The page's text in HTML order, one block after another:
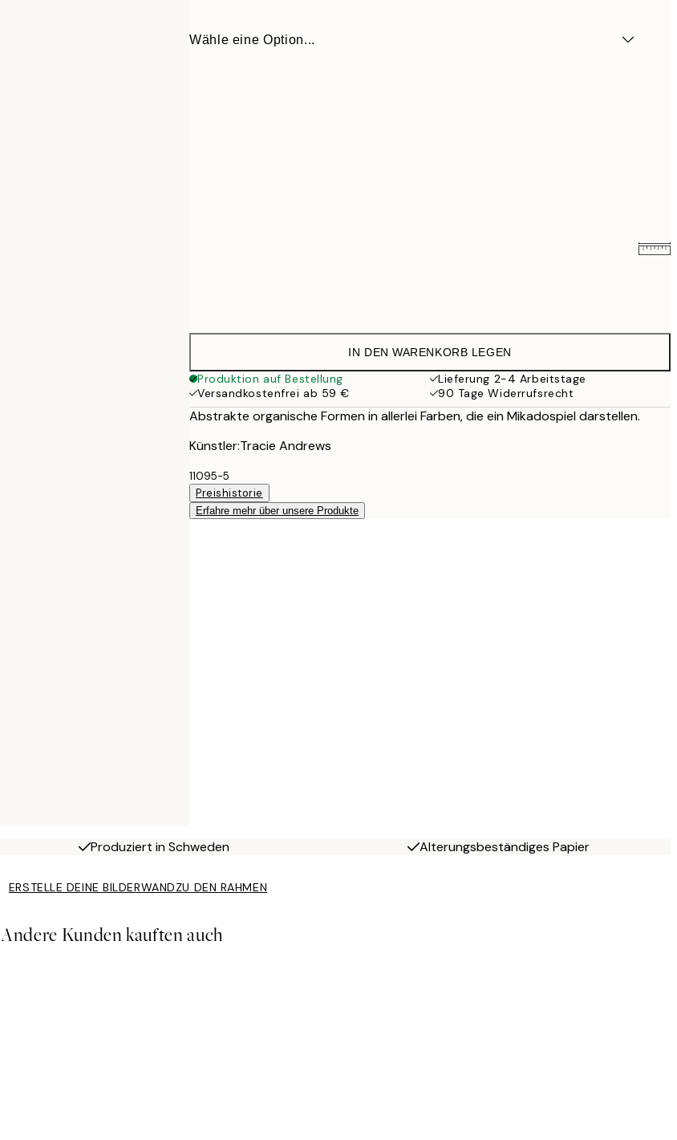
Wähle eine Option...
IN DEN WARENKORB LEGEN
Produktion auf Bestellung
Lieferung 2-4 Arbeitstage
Versandkostenfrei ab 59 €
90 Tage Widerrufsrecht
Abstrakte organische Formen in allerlei Farben, die ein Mikadospiel darstellen.
Künstler:Tracie Andrews
11095-5
Preishistorie
Erfahre mehr über unsere Produkte
Produziert in Schweden Alterungsbeständiges Papier
ERSTELLE DEINE BILDERWANDZU DEN RAHMEN
Andere Kunden kauften auch